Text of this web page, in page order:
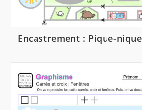
Encastrement : Pique-nique